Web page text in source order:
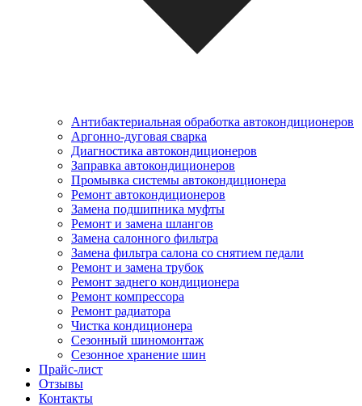
Антибактериальная обработка автокондиционеров
Аргонно-дуговая сварка
Диагностика автокондиционеров
Заправка автокондиционеров
Промывка системы автокондиционера
Ремонт автокондиционеров
Замена подшипника муфты
Ремонт и замена шлангов
Замена салонного фильтра
Замена фильтра салона со снятием педали
Ремонт и замена трубок
Ремонт заднего кондиционера
Ремонт компрессора
Ремонт радиатора
Чистка кондиционера
Сезонный шиномонтаж
Сезонное хранение шин
Прайс-лист
Отзывы
Контакты